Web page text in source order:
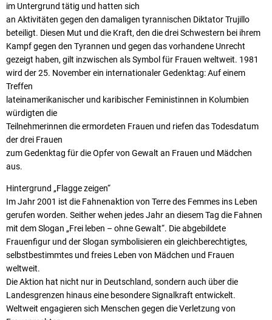
im Untergrund tätig und hatten sich
an Aktivitäten gegen den damaligen tyrannischen Diktator Trujillo
beteiligt. Diesen Mut und die Kraft, den die drei Schwestern bei ihrem
Kampf gegen den Tyrannen und gegen das vorhandene Unrecht
gezeigt haben, gilt inzwischen als Symbolfür Frauen weltweit. 1981
wird der 25. November ein internationaler Gedenktag: Auf einem
Treffen
lateinamerikanischer und karibischer Feministinnen in Kolumbien
würdigten die
Teilnehmerinnen die ermordeten Frauen und riefen das Todesdatum
der drei Frauen
zum Gedenktag für die Opfer von Gewalt an Frauen und Mädchen
aus.
Hintergrund „Flagge zeigen“
Im Jahr 2001 ist die Fahnenaktion von Terre des Femmes ins Leben
gerufen worden. Seither wehen jedes Jahr an diesem Tag die Fahnen
mit dem Slogan „Frei leben – ohne Gewalt“. Die abgebildete
Frauenfigur und der Slogan symbolisieren ein gleichberechtigtes,
selbstbestimmtes und freies Leben von Mädchen und Frauen
weltweit.
Die Aktion hat nicht nur in Deutschland, sondern auch über die
Landesgrenzen hinaus eine besondere Signalkraft entwickelt.
Weltweit engagieren sich Menschen gegen die Verletzung von